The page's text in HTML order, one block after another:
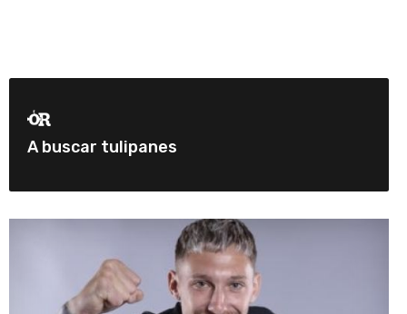
A buscar tulipanes